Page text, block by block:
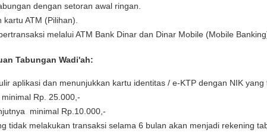
dengan setoran awal ringan.
ATM (Pilihan).
melalui ATM Bank Dinar dan Dinar Mobile (Mobile
Tabungan Wadi'ah:
aplikasi dan menunjukkan kartu identitas / e-KTP dengan NIK
Rp. 25.000,-
minimal Rp.10.000,-
tidak melakukan transaksi selama 6 bulan akan menjadi rekening